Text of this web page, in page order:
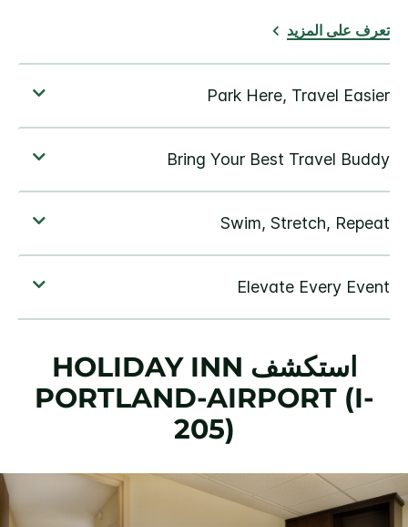
تعرف على المزيد
استكشف HOLIDAY INN
PORTLAND-AIRPORT (I-
205)